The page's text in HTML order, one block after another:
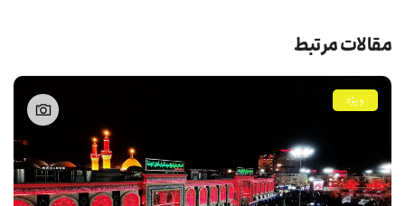
مقالات مرتبط
ویژه